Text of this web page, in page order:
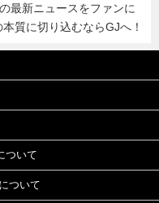
の最新ニュースをファンに
質に切り込むならGJへ！
ついて
ついて